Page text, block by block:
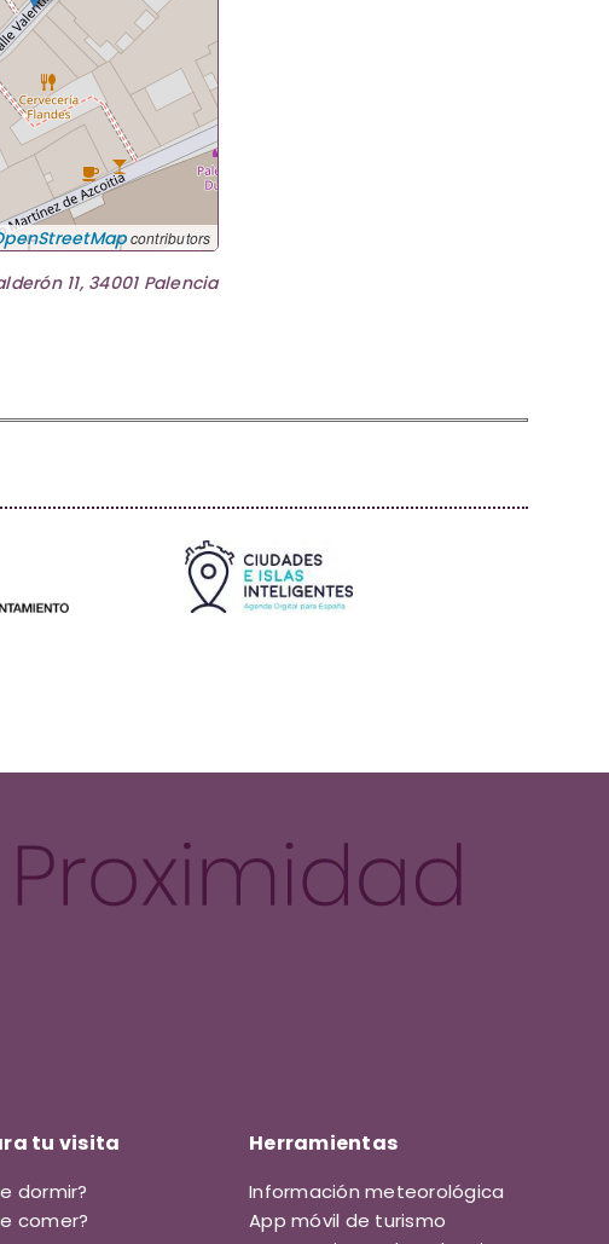
contributors
11, 34001 Palencia
tu visita
dormir?
comer?
Herramientas
Información meteorológica
App móvil de turismo